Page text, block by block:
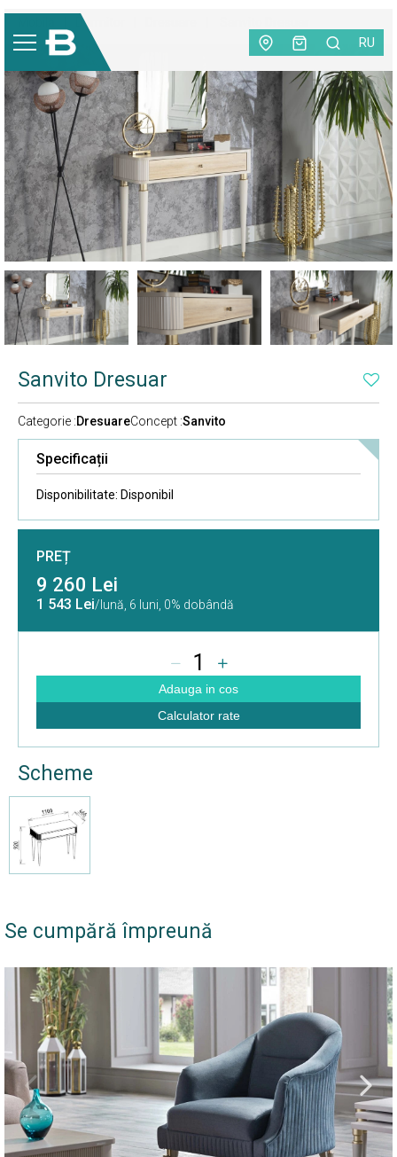
RU
Dormitor
Sanvito Dresuar
Categorie :DresuareConcept :Sanvito
Specificații
Disponibilitate: Disponibil
PREȚ
9 260 Lei
1 543 Lei/lună, 6 luni, 0% dobândă
1
Adauga in cos
Calculator rate
Scheme
Se cumpără împreună